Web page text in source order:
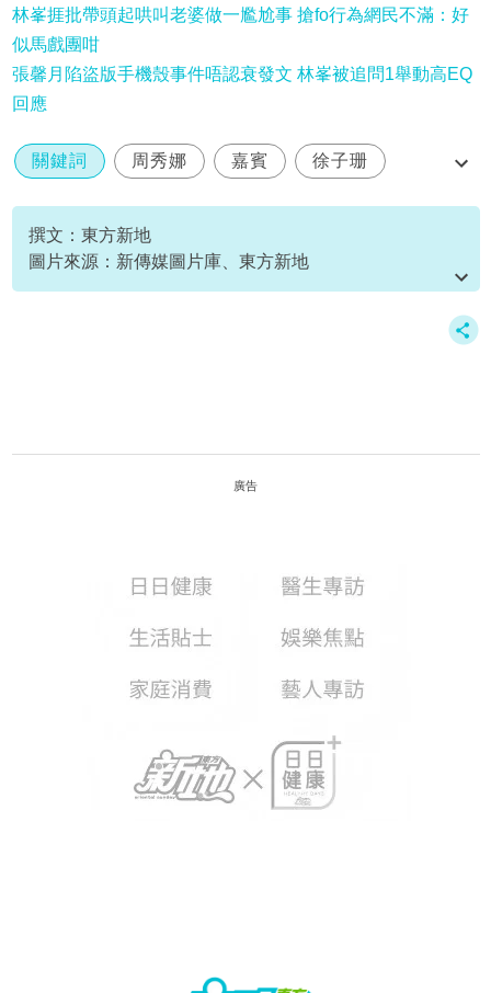
林峯捱批帶頭起哄叫老婆做一尷尬事 搶fo行為網民不滿：好
似馬戲團咁
張馨月陷盜版手機殼事件唔認衰發文 林峯被追問1舉動高EQ
回應
關鍵詞 周秀娜 嘉賓 徐子珊
林峯演唱會
撰文：東方新地
圖片來源：新傳媒圖片庫、東方新地
資料或影片來源：原文刊於新假期
廣告